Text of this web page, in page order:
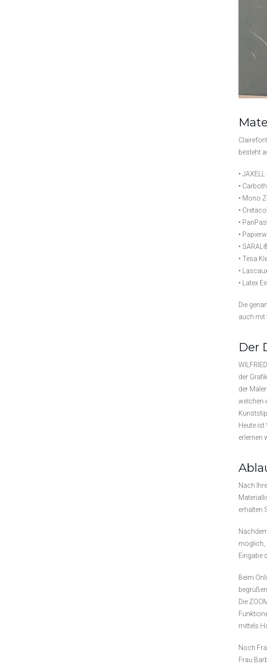
besteht
•
•
• Mono
•
•
•
•
• Tesa
•
• Latex
Die
auch mit
Der
der
der
welchen
Heute ist
erlernen
Nach
erhalten
möglich,
Eingabe
Beim
Die
mittels
Noch
Frau